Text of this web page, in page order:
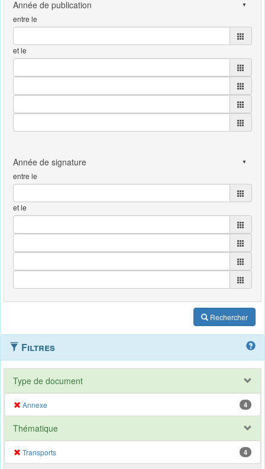
entre le
et le
entre le
et le
Rechercher
Filtres
Type de document
Annexe 4
Thématique
Transports 4